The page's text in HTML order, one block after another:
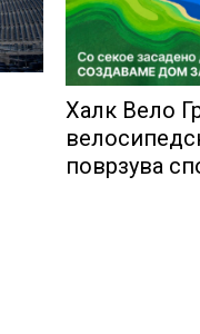
Халк Вело
поврзува